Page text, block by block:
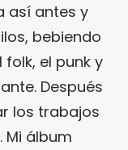
así antes y
bebiendo
el punk y
Después
los trabajos
álbum